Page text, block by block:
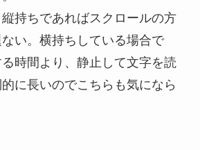
持ちであればスクロールの方
い。横持ちしている場合で
時間より、静止して文字を読
に長いのでこちらも気になら